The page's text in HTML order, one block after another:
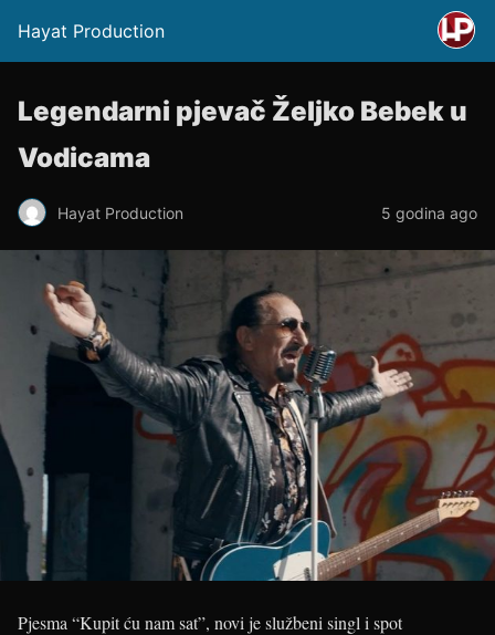
Hayat Production
Legendarni pjevač Željko Bebek u
Vodicama
Hayat Production 5 godina ago
Pjesma “Kupit ću nam sat”, novi je službeni singl i spot